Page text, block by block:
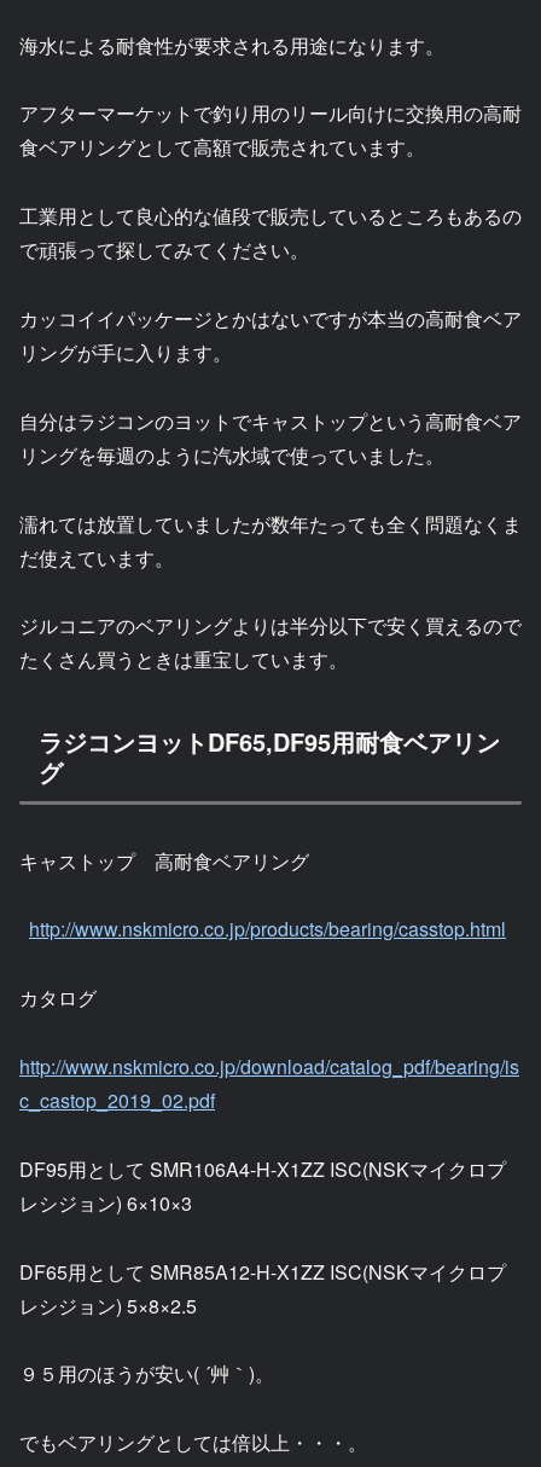
海水による耐食性が要求される用途になります。
アフターマーケットで釣り用のリール向けに交換用の高耐
食ベアリングとして高額で販売されています。
工業用として良心的な値段で販売しているところもあるの
で頑張って探してみてください。
カッコイイパッケージとかはないですが本当の高耐食ベア
リングが手に入ります。
自分はラジコンのヨットでキャストップという高耐食ベア
リングを毎週のように汽水域で使っていました。
濡れては放置していましたが数年たっても全く問題なくま
だ使えています。
ジルコニアのベアリングよりは半分以下で安く買えるので
たくさん買うときは重宝しています。
ラジコンヨットDF65,DF95用耐食ベアリン
グ
キャストップ 高耐食ベアリング
http://www.nskmicro.co.jp/products/bearing/casstop.html
カタログ
http://www.nskmicro.co.jp/download/catalog_pdf/bearing/is
c_castop_2019_02.pdf
DF95用として SMR106A4-H-X1ZZ ISC(NSKマイクロプ
レシジョン) 6×10×3
DF65用として SMR85A12-H-X1ZZ ISC(NSKマイクロプ
レシジョン) 5×8×2.5
９５用のほうが安い( ´艸｀)。
でもベアリングとしては倍以上・・・。